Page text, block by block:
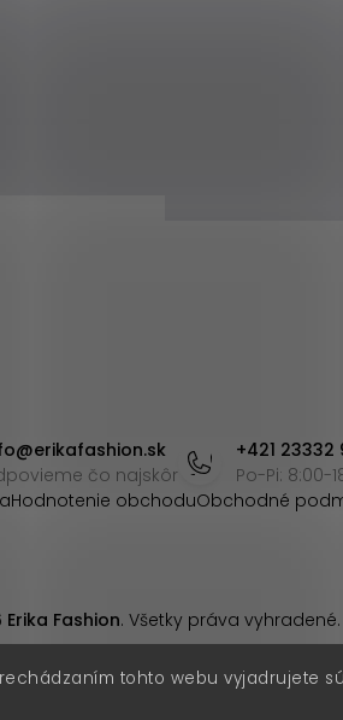
tohto webu vyjadrujete
@erikafashion.sk
čo najskôr
+421 23332
Po-Pi: 8:00-
Hodnotenie obchoduObchodné
Erika Fashion. Všetky práva vyhradené.